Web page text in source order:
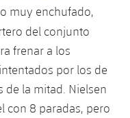
muy enchufado,
del conjunto
frenar a los
por los de
de la mitad. Nielsen
con 8 paradas, pero